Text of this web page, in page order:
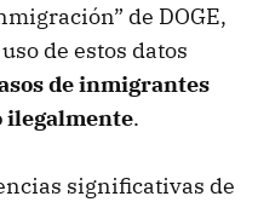
de DOGE,
de estos datos
de inmigrantes
ilegalmente.
significativas de